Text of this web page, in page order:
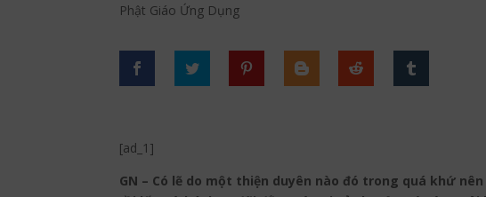
Phật Giáo Ứng Dụng
[ad_1]
GN – Có lẽ do một thiện duyên nào đó trong quá khứ